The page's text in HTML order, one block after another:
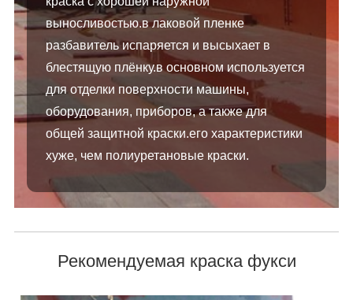
выносливостью.в лаковой пленке
разбавитель испаряется и высыхает в
блестящую плёнку.в основном используется
для отделки поверхности машины,
оборудования, приборов, а также для
общей защитной краски.его характеристики
хуже, чем полиуретановые краски.
Рекомендуемая краска фукси